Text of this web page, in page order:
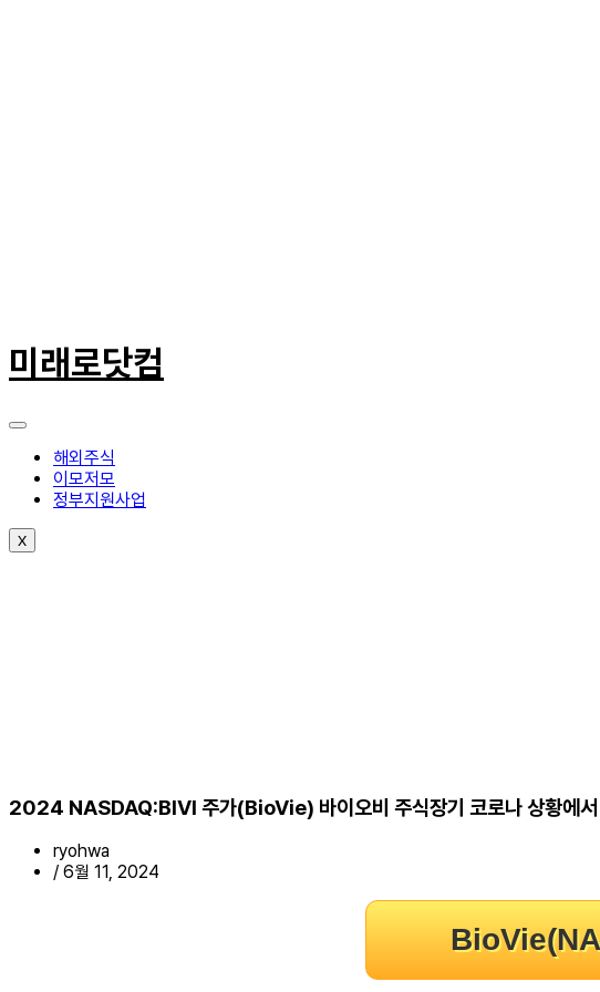
텐
츠
너
미래로닷컴
해외주식
이모저모
정부지원사업
X
2024 NASDAQ:BIVI 주가(BioVie) 바이오비 주식장기 코로나 상황에서
ryohwa
/ 6월 11, 2024